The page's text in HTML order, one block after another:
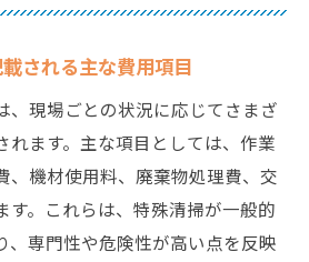
される主な費用項目
、現場ごとの状況に応じてさまざ
れます。主な項目としては、作業
、機材使用料、廃棄物処理費、交
す。これらは、特殊清掃が一般的
、専門性や危険性が高い点を反映